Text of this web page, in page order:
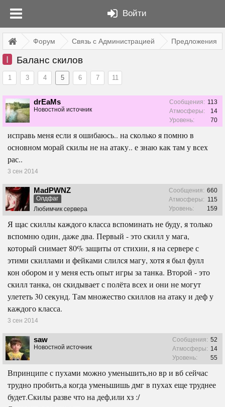
Войти
Форум Связь с Администрацией Предложения
I Баланс скилов
1 3 4 5 6 7 11
drEaMs
Новостной источник
Сообщения: 113
Атмосферы:
14
Уровень:
70
исправь меня если я ошибаюсь.. на сколько я помню в
основном морай скилы не на атаку.. е знаю как там у всех
рас..
3 сен 2014
MadPWNZ
Олдфаг
Любимчик сервера
Сообщения: 660
Атмосферы: 115
Уровень:
159
Я щас скиллы каждого класса вспоминать не буду, я только
вспомню один, даже два. Первый - это скилл у мага,
который снимает 80% защиты от стихии, я на сервере с
этими скиллами и фейками слился магу, хотя я был фулл
кон обором и у меня есть опыт игры за танка. Второй - это
скилл танка, он скидывает с полёта всех и они не могут
улететь 30 секунд. Там множество скиллов на атаку и деф у
каждого класса.
3 сен 2014
saw
Новостной источник
Сообщения: 52
Атмосферы: 14
Уровень:
55
Впринципе с пухами можно уменьшить,но вр и вб сейчас
трудно пробить,а когда уменьшишь дмг в пухах еще труднее
будет.Скилы разве что на деф,или хз :/